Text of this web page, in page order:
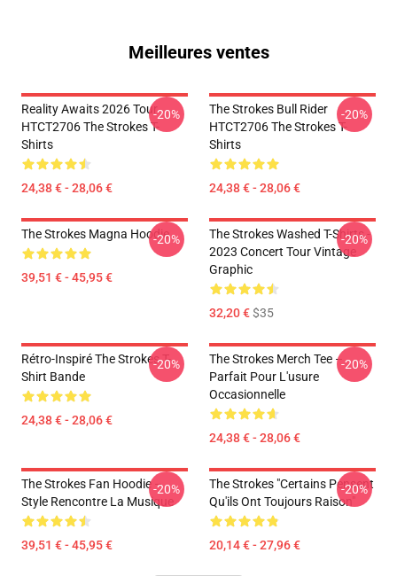
Meilleures ventes
Reality Awaits 2026 Tour
HTCT2706 The Strokes T-
Shirts
24,38 € - 28,06 €
-20%
The Strokes Bull Rider
HTCT2706 The Strokes T-
Shirts
24,38 € - 28,06 €
-20%
The Strokes Magna Hoodie
39,51 € - 45,95 €
-20%
The Strokes Washed T-Shirts -
2023 Concert Tour Vintage
Graphic
32,20 €$35
-20%
Rétro-Inspiré The Strokes T-
Shirt Bande
24,38 € - 28,06 €
-20%
The Strokes Merch Tee –
Parfait Pour L'usure
Occasionnelle
24,38 € - 28,06 €
-20%
The Strokes Fan Hoodie –
Style Rencontre La Musique
39,51 € - 45,95 €
-20%
The Strokes "Certains Pensent
Qu'ils Ont Toujours Raison"
20,14 € - 27,96 €
-20%